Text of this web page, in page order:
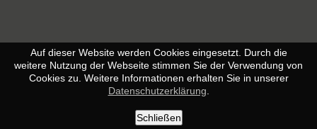
Auf dieser Website werden Cookies eingesetzt. Durch die
weitere Nutzung der Webseite stimmen Sie der Verwendung von
Cookies zu. Weitere Informationen erhalten Sie in unserer
Datenschutzerklärung
Schließen